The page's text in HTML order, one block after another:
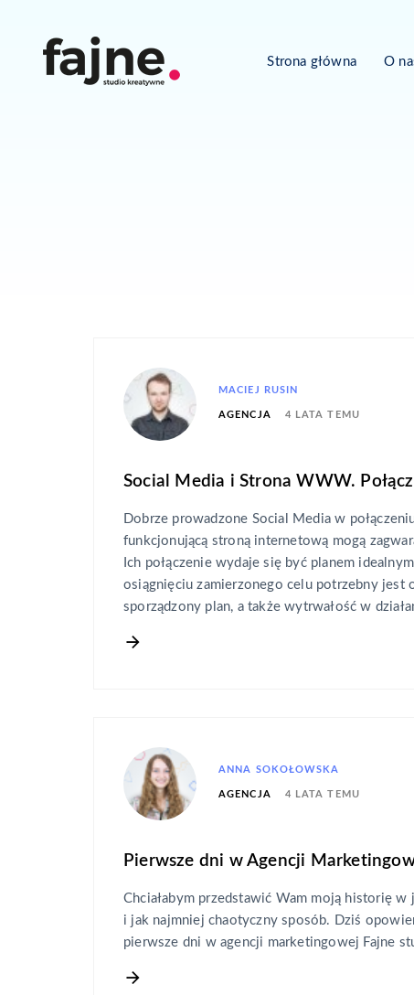
Strona główna O
MACIEJ RUSIN
AGENCJA 4 LATA TEMU
Social Media i Strona WWW.
Dobrze prowadzone Social Media w
funkcjonującą stroną internetową mogą
Ich połączenie wydaje się być planem
osiągnięciu zamierzonego celu potrzebny jest
sporządzony plan, a także wytrwałość w
ANNA SOKOŁOWSKA
AGENCJA 4 LATA TEMU
Pierwsze dni w Agencji
Chciałabym przedstawić Wam moją historię w
i jak najmniej chaotyczny sposób. Dziś
pierwsze dni w agencji marketingowej Fajne